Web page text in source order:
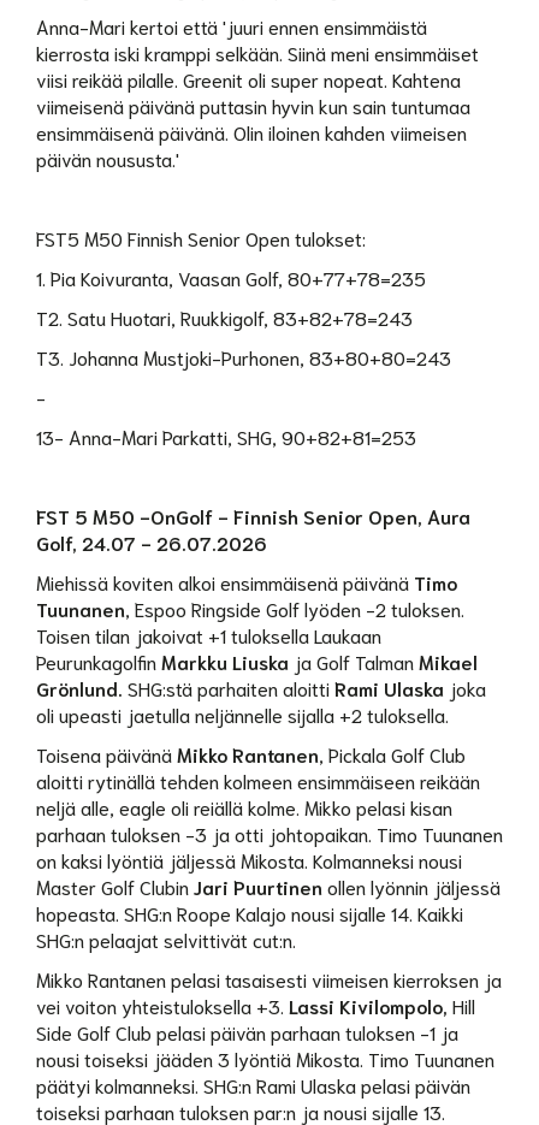
Anna-Mari kertoi että 'juuri ennen ensimmäistä
kierrosta iski kramppi selkään. Siinä meni ensimmäiset
viisi reikää pilalle. Greenit oli super nopeat. Kahtena
viimeisenä päivänä puttasin hyvin kun sain tuntumaa
ensimmäisenä päivänä. Olin iloinen kahden viimeisen
päivän noususta.'
FST5 M50 Finnish Senior Open tulokset:
1. ‎Pia Koivuranta, Vaasan Golf, 80+77+78=235
T2. Satu Huotari, Ruukkigolf, 83+82+78=243
T3. Johanna Mustjoki-Purhonen, 83+80+80=243
-
13- Anna-Mari Parkatti, SHG, 90+82+81=253
FST 5 M50 -OnGolf - Finnish Senior Open, Aura
Golf, 24.07 - 26.07.2026
Miehissä koviten alkoi ensimmäisenä päivänä Timo
Tuunanen , Espoo Ringside Golf lyöden -2 tuloksen.
Toisen tilan jakoivat +1 tuloksella Laukaan
Peurunkagolfin Markku Liuska ja Golf Talman Mikael
Grönlund. SHG:stä parhaiten aloitti Rami Ulaska joka
oli upeasti jaetulla neljännelle sijalla +2 tuloksella.
Toisena päivänä Mikko Rantanen , Pickala Golf Club
aloitti rytinällä tehden kolmeen ensimmäiseen reikään
neljä alle, eagle oli reiällä kolme. Mikko pelasi kisan
parhaan tuloksen -3 ja otti johtopaikan. Timo Tuunanen
on kaksi lyöntiä jäljessä Mikosta. Kolmanneksi nousi
Master Golf Clubin Jari Puurtinen ollen lyönnin jäljessä
hopeasta. SHG:n Roope Kalajo nousi sijalle 14. Kaikki
SHG:n pelaajat selvittivät cut:n.
Mikko Rantanen pelasi tasaisesti viimeisen kierroksen ja
vei voiton yhteistuloksella +3. Lassi Kivilompolo, Hill
Side Golf Club pelasi päivän parhaan tuloksen -1 ja
nousi toiseksi jääden 3 lyöntiä Mikosta. Timo Tuunanen
päätyi kolmanneksi. SHG:n Rami Ulaska pelasi päivän
toiseksi parhaan tuloksen par:n ja nousi sijalle 13.